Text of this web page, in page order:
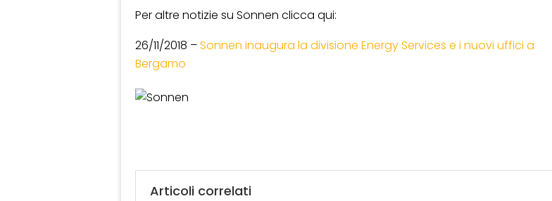
Per altre notizie su Sonnen clicca qui:
26/11/2018 –Sonnen inaugura la divisione Energy Services e i nuovi uffici a
Bergamo
Articoli correlati